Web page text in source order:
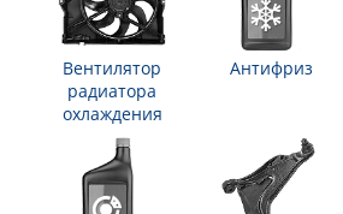
Вентилятор
радиатора
охлаждения
Антифриз